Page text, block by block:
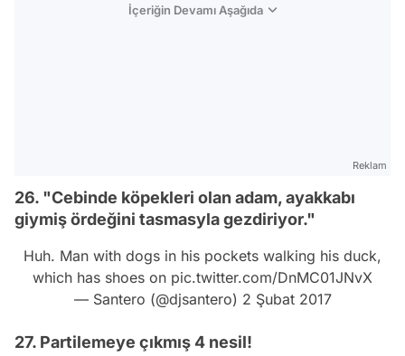
İçeriğin Devamı Aşağıda
Reklam
26. "Cebinde köpekleri olan adam, ayakkabı
giymiş ördeğini tasmasyla gezdiriyor."
Huh. Man with dogs in his pockets walking his duck,
which has shoes on pic.twitter.com/DnMC01JNvX
— Santero (@djsantero) 2 Şubat 2017
27. Partilemeye çıkmış 4 nesil!